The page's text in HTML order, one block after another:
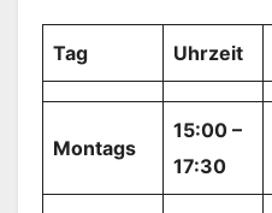
Tag Uhrzeit
Montags
15:00 –
17:30